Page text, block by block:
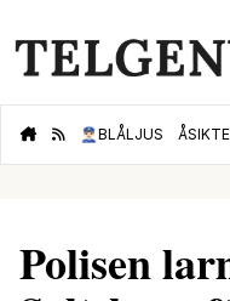
👮🏻‍♂️BLÅLJUS
Polisen